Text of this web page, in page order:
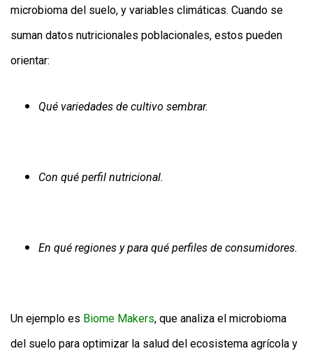
microbioma del suelo, y variables climáticas. Cuando se
suman datos nutricionales poblacionales, estos pueden
orientar:
Qué variedades de cultivo sembrar.
Con qué perfil nutricional.
En qué regiones y para qué perfiles de consumidores.
Un ejemplo es Biome Makers, que analiza el microbioma
del suelo para optimizar la salud del ecosistema agrícola y